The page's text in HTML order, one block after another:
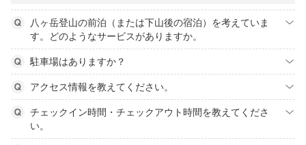
八ヶ岳登山の前泊（または下山後の宿泊）を考えていま
す。どのようなサービスがありますか。
駐車場はありますか？
アクセス情報を教えてください。
チェックイン時間・チェックアウト時間を教えてくださ
い。